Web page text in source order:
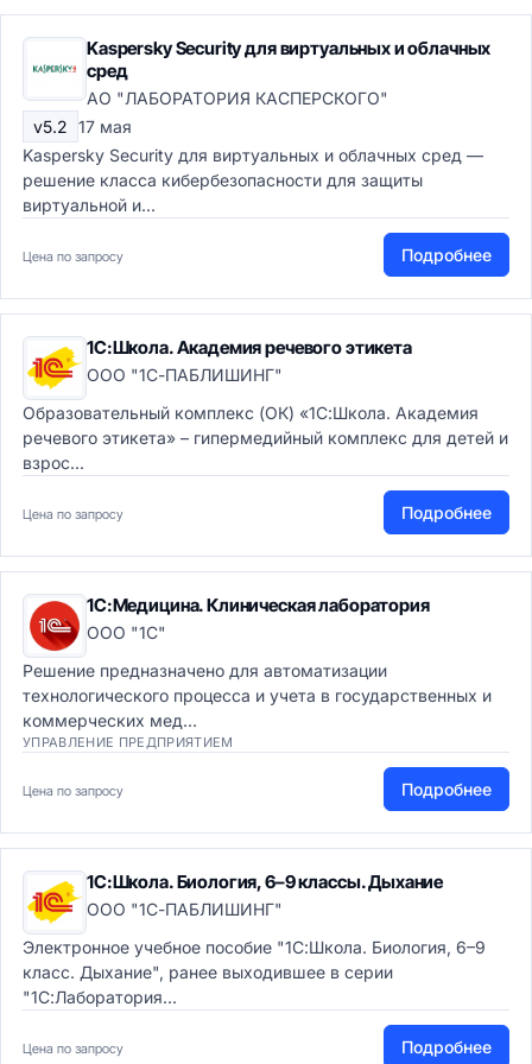
Kaspersky Security для виртуальных и облачных
сред
АО "ЛАБОРАТОРИЯ КАСПЕРСКОГО"
v5.2 17 мая
Kaspersky Security для виртуальных и облачных сред —
решение класса кибербезопасности для защиты
виртуальной и...
Цена по запросу Подробнее
1С:Школа. Академия речевого этикета
ООО "1С-ПАБЛИШИНГ"
Образовательный комплекс (ОК) «1С:Школа. Академия
речевого этикета» – гипермедийный комплекс для детей и
взрос...
Цена по запросу Подробнее
1С:Медицина. Клиническая лаборатория
ООО "1С"
Решение предназначено для автоматизации
технологического процесса и учета в государственных и
коммерческих мед...
УПРАВЛЕНИЕ ПРЕДПРИЯТИЕМ
Цена по запросу Подробнее
1С:Школа. Биология, 6–9 классы. Дыхание
ООО "1С-ПАБЛИШИНГ"
Электронное учебное пособие "1С:Школа. Биология, 6–9
класс. Дыхание", ранее выходившее в серии
"1С:Лаборатория...
Цена по запросу Подробнее